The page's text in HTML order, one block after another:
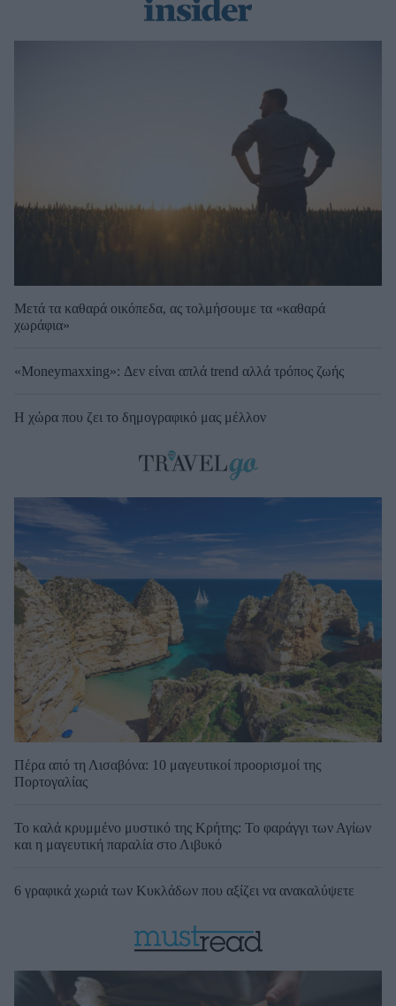
Μετά τα καθαρά οικόπεδα, ας τολμήσουμε τα «καθαρά
χωράφια»
«Moneymaxxing»: Δεν είναι απλά trend αλλά τρόπος ζωής
Η χώρα που ζει το δημογραφικό μας μέλλον
Πέρα από τη Λισαβόνα: 10 μαγευτικοί προορισμοί της
Πορτογαλίας
Το καλά κρυμμένο μυστικό της Κρήτης: Το φαράγγι των Αγίων
και η μαγευτική παραλία στο Λιβυκό
6 γραφικά χωριά των Κυκλάδων που αξίζει να ανακαλύψετε